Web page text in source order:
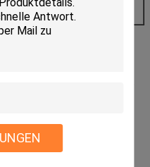
der Auftrag, 50% vergeben
passend ist.
natürliche Farben, wenn Sie
benutzten,
Polyester-Segeltuch, das
irgendwelche Tierhaare